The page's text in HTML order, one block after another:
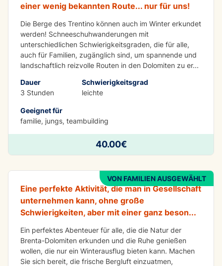
einer wenig bekannten Route... nur für uns!
Die Berge des Trentino können auch im Winter erkundet
werden! Schneeschuhwanderungen mit
unterschiedlichen Schwierigkeitsgraden, die für alle,
auch für Familien, zugänglich sind, um spannende und
landschaftlich reizvolle Routen in den Dolomiten zu er...
Dauer
3 Stunden
Schwierigkeitsgrad
leichte
Geeignet für
familie, jungs, teambuilding
40.00€
VON FAMILIEN AUSGEWÄHLT
SPASS
Schneeschuhwandern in den Dolomiten 1/2
Tag
Eine perfekte Aktivität, die man in Gesellschaft
unternehmen kann, ohne große
Schwierigkeiten, aber mit einer ganz beson...
Ein perfektes Abenteuer für alle, die die Natur der
Brenta-Dolomiten erkunden und die Ruhe genießen
wollen, die nur ein Winterausflug bieten kann. Machen
Sie sich bereit, die frische Bergluft einzuatmen,